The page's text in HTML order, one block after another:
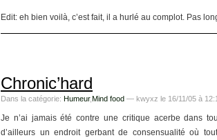
Edit: eh bien voilà, c’est fait, il a hurlé au complot. Pas
Chronic’hard
Dans la catégorie: Humeur,Mind food — kwyxz le 16/11/05 à
Je n’ai jamais été contre une critique acerbe dans
d’ailleurs un endroit gerbant de consensualité où